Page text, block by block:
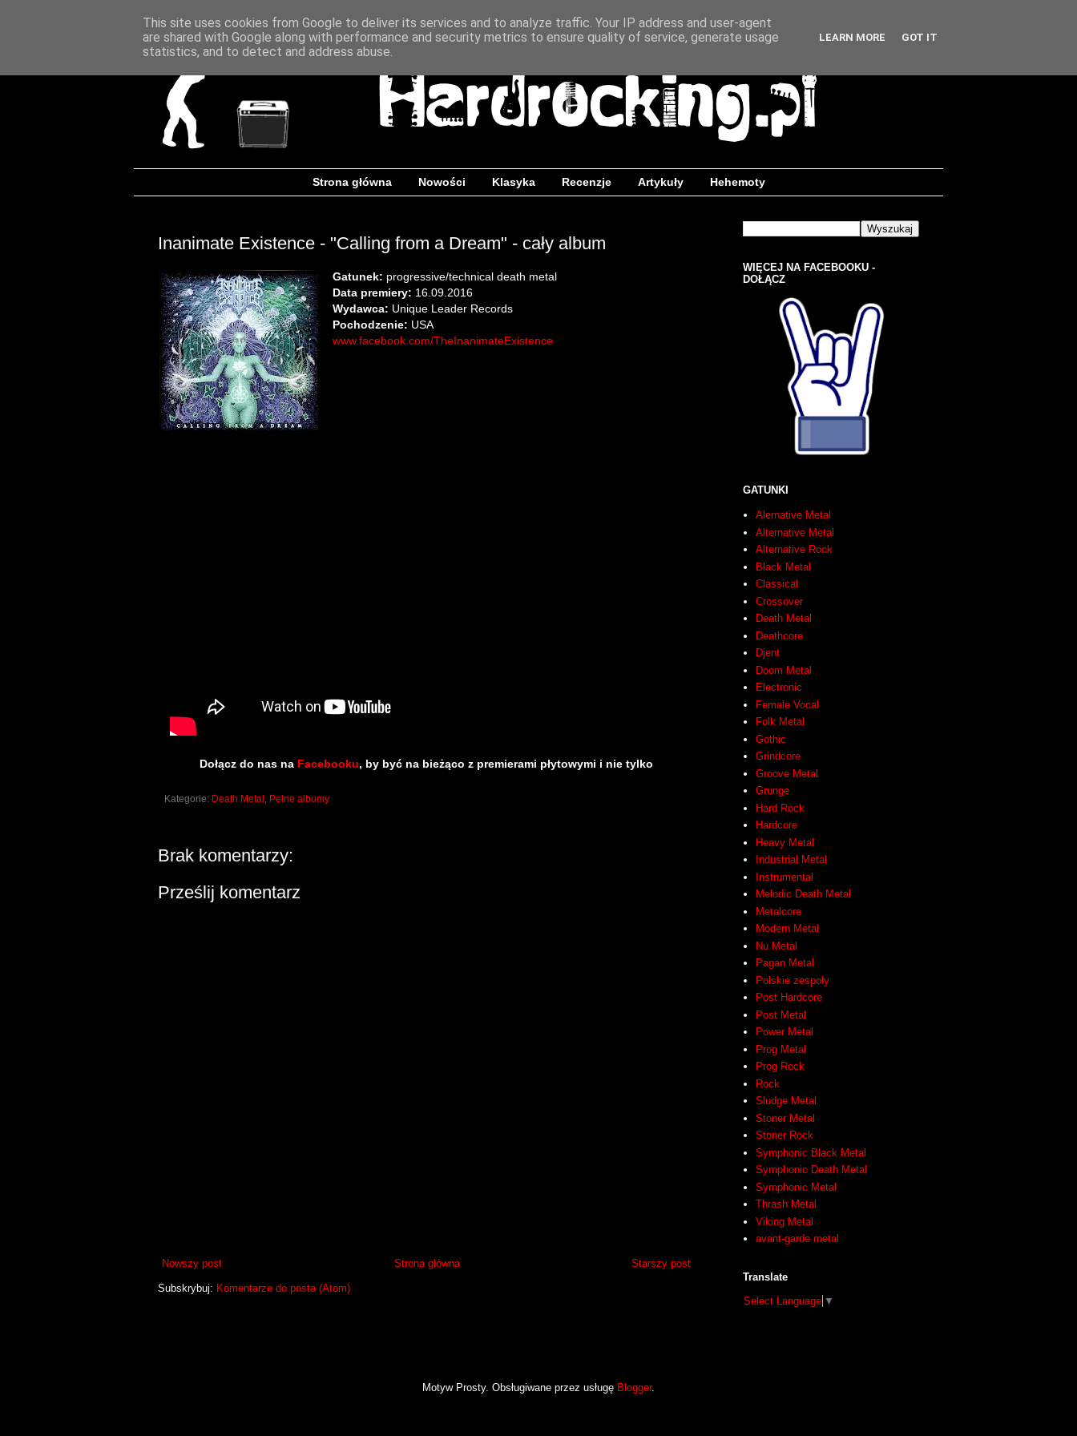
Strona główna Nowości Klasyka Recenzje Artykuły Hehemoty
Inanimate Existence - "Calling from a Dream" - cały album
Gatunek: progressive/technical death metal
Data premiery: 16.09.2016
Wydawca: Unique Leader Records
Pochodzenie: USA
www.facebook.com/TheInanimateExistence
Dołącz do nas na Facebooku, by być na bieżąco z premierami płytowymi i nie tylko
Kategorie: Death Metal Pełne albumy
Brak komentarzy:
Prześlij komentarz
Nowszy post Starszy post
Strona główna
Subskrybuj: Komentarze do posta (Atom)
WIĘCEJ NA FACEBOOKU -
DOŁĄCZ
GATUNKI
Alernative Metal
Alternative Metal
Alternative Rock
Black Metal
Classical
Crossover
Death Metal
Deathcore
Djent
Doom Metal
Electronic
Female Vocal
Folk Metal
Gothic
Grindcore
Groove Metal
Grunge
Hard Rock
Hardcore
Heavy Metal
Industrial Metal
Instrumental
Melodic Death Metal
Metalcore
Modern Metal
Nu Metal
Pagan Metal
Polskie zespoły
Post Hardcore
Post Metal
Power Metal
Prog Metal
Prog Rock
Rock
Sludge Metal
Stoner Metal
Stoner Rock
Symphonic Black Metal
Symphonic Death Metal
Symphonic Metal
Thrash Metal
Viking Metal
avant-garde metal
Translate
Select Language ▼
Motyw Prosty. Obsługiwane przez usługę Blogger.
This site uses cookies from Google to deliver its services and to analyze traffic. Your IP address and user-agent
are shared with Google along with performance and security metrics to ensure quality of service, generate usage
statistics, and to detect and address abuse.
LEARN MORE GOT IT